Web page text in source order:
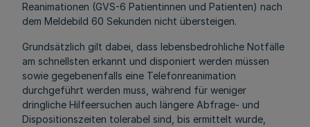
Reanimationen (GVS-6 Patientinnen und Patienten) nach
dem Meldebild 60 Sekunden nicht übersteigen.
Grundsätzlich gilt dabei, dass lebensbedrohliche Notfälle
am schnellsten erkannt und disponiert werden müssen
sowie gegebenenfalls eine Telefonreanimation
durchgeführt werden muss, während für weniger
dringliche Hilfeersuchen auch längere Abfrage- und
Dispositionszeiten tolerabel sind, bis ermittelt wurde,